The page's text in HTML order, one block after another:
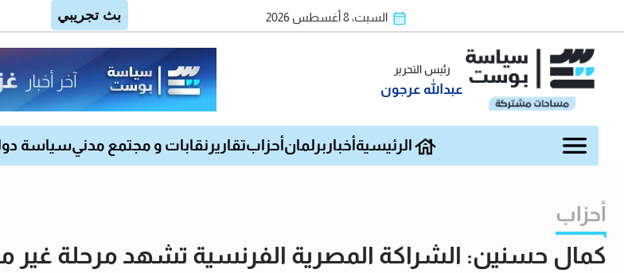
السبت، 8 أغسطس 2026
رئيس التحرير
عبدالله عرجون
الرئيسية أخبار برلمان أحزابتقارير نقابات و مجتمع مدنيسياسة
أحزاب
كمال حسنين: الشراكة المصرية الفرنسية تشهد مرحلة غير